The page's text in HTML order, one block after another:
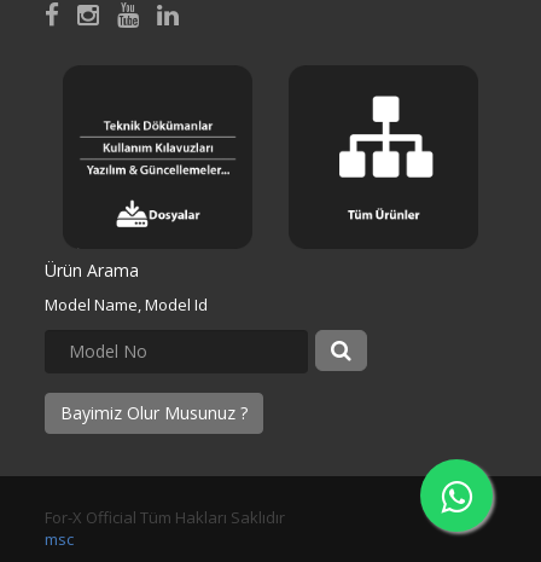
Ürün Arama
Model Name, Model Id
Bayimiz Olur Musunuz ?
For-X Official Tüm Hakları Saklıdır
msc